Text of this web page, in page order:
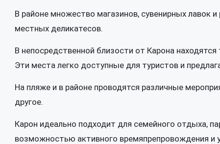
В районе множество магазинов, сувенирных лавок
местных деликатесов.
В непосредственной близости от Карона
Эти места легко доступные для туристов и
На пляже и в районе проводятся различные
другое.
Карон идеально подходит для семейного отдыха,
возможностью активного времяпрепровождения и